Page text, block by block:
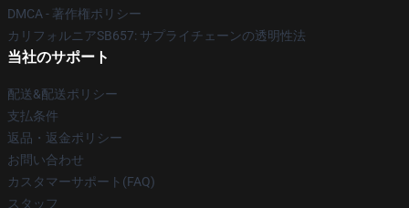
DMCA - 著作権ポリシー
カリフォルニアSB657: サプライチェーンの透明性法
当社のサポート
配送&配送ポリシー
支払条件
返品・返金ポリシー
お問い合わせ
カスタマーサポート(FAQ)
スタッフ